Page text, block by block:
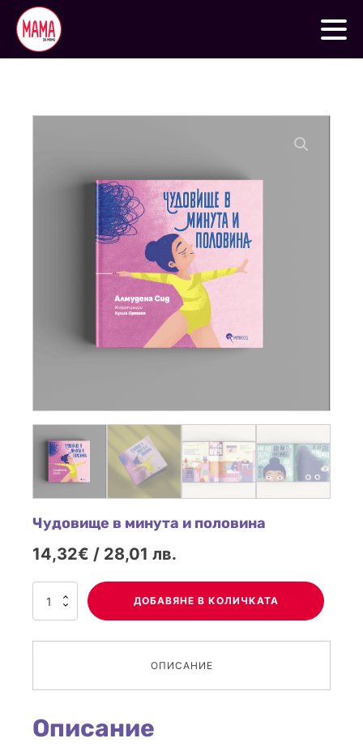
Чудовище в минута и половина
14,32€ / 28,01 лв.
количество
за
Чудовище
минута
половина
ДОБАВЯНЕ В КОЛИЧКАТА
ОПИСАНИЕ
Описание